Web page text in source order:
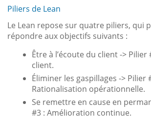
Piliers de Lean
Le Lean repose sur quatre piliers, qui
répondre aux objectifs suivants :
Être à l’écoute du client ->
client.
Éliminer les gaspillages -> Pilier
Rationalisation opérationnelle.
Se remettre en cause en
#3 : Amélioration continue.